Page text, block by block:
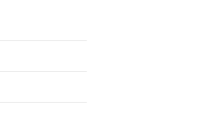
Probepaket selbst
in der Ihr alle
So kannst du es
Uns einfach